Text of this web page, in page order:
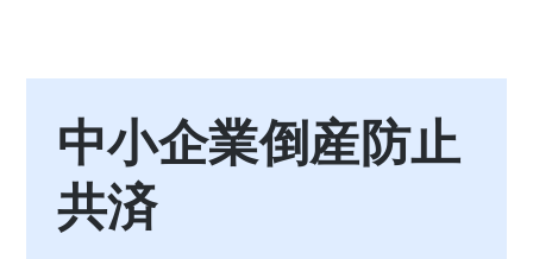
中小企業倒産防止
共済